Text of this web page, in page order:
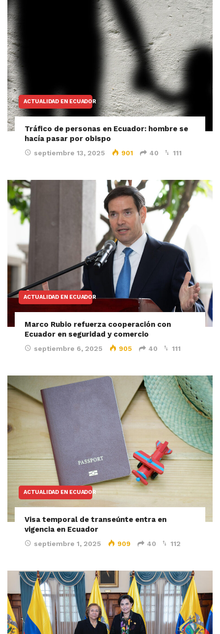
ACTUALIDAD EN ECUADOR
Tráfico de personas en Ecuador: hombre se
hacía pasar por obispo
septiembre 13, 2025 901 40 111
ACTUALIDAD EN ECUADOR
Marco Rubio refuerza cooperación con
Ecuador en seguridad y comercio
septiembre 6, 2025 905 40 111
ACTUALIDAD EN ECUADOR
Visa temporal de transeúnte entra en
vigencia en Ecuador
septiembre 1, 2025 909 40 112